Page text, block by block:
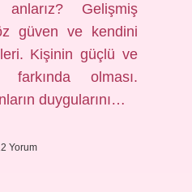
Gelişmiş
güven ve kendini
Kişinin güçlü ve
farkında olması.
duygularını…
Yorum